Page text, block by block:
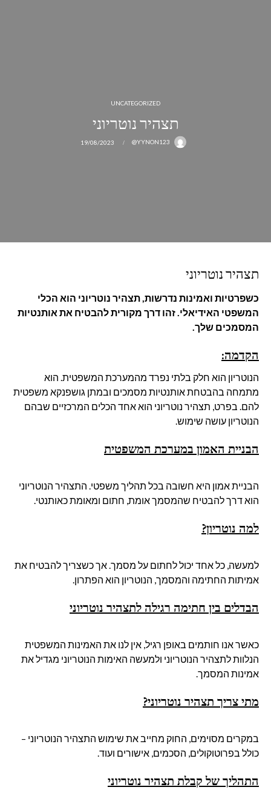
UNCATEGORIZED
תצהיר נוטריוני
YYNON123@
19/08/2023
תצהיר נוטריוני
כשפרטיות ואמינות נדרשות, תצהיר נוטריוני הוא הכלי
המשפטי האידיאלי. זהו דרך מקורית להבטיח את אותנטיות
המסמכים שלך.
הקדמה:
הנוטריון הוא חלק בלתי נפרד מהמערכת המשפטית. הוא
מתמחה בהבטחת אותנטיות מסמכים ובמתן גושפנקא משפטית
להם. בפרט, תצהיר נוטריוני הוא אחד הכלים המרכזיים שבהם
הנוטריון עושה שימוש.
הבניית האמון במערכת המשפטית
הבניית אמון היא חשובה בכל תהליך משפטי. התצהיר הנוטריוני
הוא דרך להבטיח שהמסמך אומת, חתום ומאומת כאותנטי.
למה נוטריון?
למעשה, כל אחד יכול לחתום על מסמך. אך כשצריך להבטיח את
אמיתות החתימה והמסמך, הנוטריון הוא הפתרון.
הבדלים בין חתימה רגילה לתצהיר נוטריוני
כאשר אנו חותמים באופן רגיל, אין לנו את האמינות המשפטית
הנלוות לתצהיר הנוטריוני ולמעשה האימות הנוטריוני מגדיל את
אמינות המסמך.
מתי צריך תצהיר נוטריוני?
במקרים מסוימים, החוק מחייב את שימוש התצהיר הנוטריוני –
כולל בפרוטוקולים, הסכמים, אישורים ועוד.
התהליך של קבלת תצהיר נוטריוני